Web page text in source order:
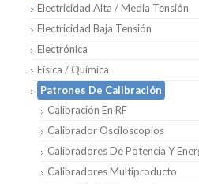
Electricidad Alta / Media Tensión
Electricidad Baja Tensión
Electrónica
Física / Química
Patrones De Calibración
Calibración En RF
Calibrador Osciloscopios
Calibradores De Potencia Y
Calibradores Multiproducto